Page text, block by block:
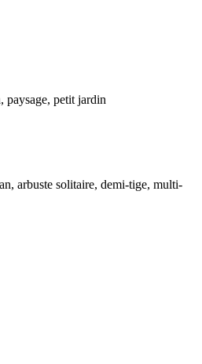
paysage, petit jardin
arbuste solitaire, demi-tige, multi-